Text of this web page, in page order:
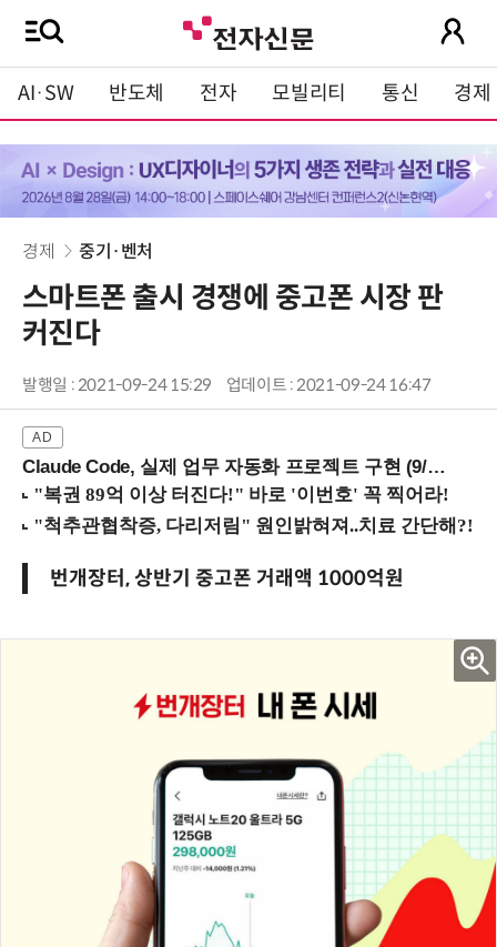
AI·SW 반도체 전자 모빌리티 통신 경제
경제 중기·벤처
스마트폰 출시 경쟁에 중고폰 시장 판
커진다
발행일 : 2021-09-24 15:29 업데이트 : 2021-09-24 16:47
Claude Code, 실제 업무 자동화 프로젝트 구현 (9/16 ~17 강남역)
번개장터, 상반기 중고폰 거래액 1000억원